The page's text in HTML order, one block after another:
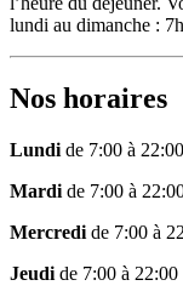
lundi au dimanche :
Nos horaires
Lundi de 7:00 à 22:00
Mardi de 7:00 à
Mercredi de 7:00 à
Jeudi de 7:00 à 22:00